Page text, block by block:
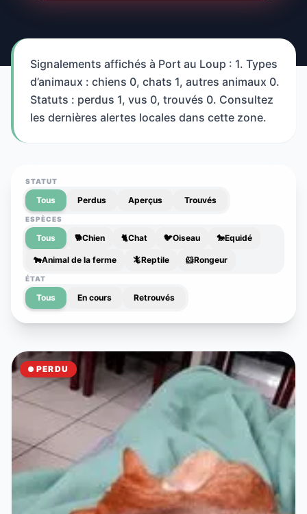
Signalements affichés à Port au Loup : 1. Types
d’animaux : chiens 0, chats 1, autres animaux 0.
Statuts : perdus 1, vus 0, trouvés 0. Consultez
les dernières alertes locales dans cette zone.
STATUT
Tous Perdus Aperçus Trouvés
ESPÈCES
Tous 🐕Chien 🐈Chat 🐦Oiseau 🐎Equidé
🐄Animal de la ferme 🦎Reptile 🐹Rongeur
ÉTAT
Tous En cours Retrouvés
PERDU